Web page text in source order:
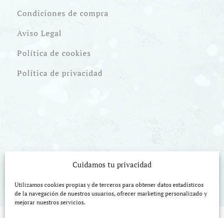
Cuidamos tu privacidad
Utilizamos cookies propias y de terceros para obtener datos estadísticos
de la navegación de nuestros usuarios, ofrecer marketing personalizado y
mejorar nuestros servicios.
Condiciones de compra
Aviso Legal
Política de cookies
Política de privacidad